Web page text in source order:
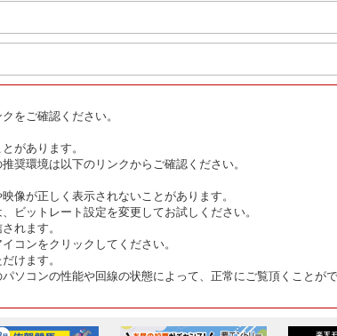
をご確認ください。
があります。
奨環境は以下のリンクからご確認ください。
像が正しく表示されないことがあります。
ビットレート設定を変更してお試しください。
れます。
コンをクリックしてください。
けます。
ソコンの性能や回線の状態によって、正常にご覧頂くことが